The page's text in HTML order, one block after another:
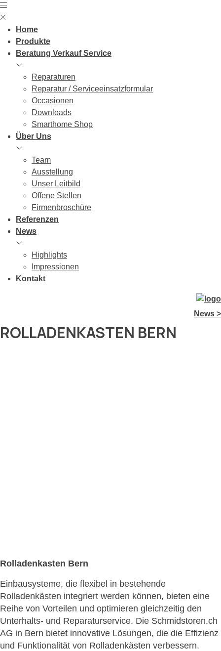
Skip
to
contentHome
Produkte
Beratung Verkauf Service
Reparaturen
Reparatur / Serviceeinsatzformular
Occasionen
Downloads
Smarthome Shop
Über Uns
Team
Ausstellung
Unser Leitbild
Offene Stellen
Firmenbroschüre
Referenzen
News
Highlights
Impressionen
Kontakt
News >
ROLLADENKASTEN BERN
Rolladenkasten Bern
Einbausysteme, die flexibel in bestehende
Rolladenkästen integriert werden können, bieten eine
Reihe von Vorteilen und optimieren gleichzeitig den
Unterhalts- und Reparaturservice. Die Schmidstoren.ch
AG in Bern bietet innovative Lösungen, die die Effizienz
und Funktionalität von Rolladenkästen verbessern.